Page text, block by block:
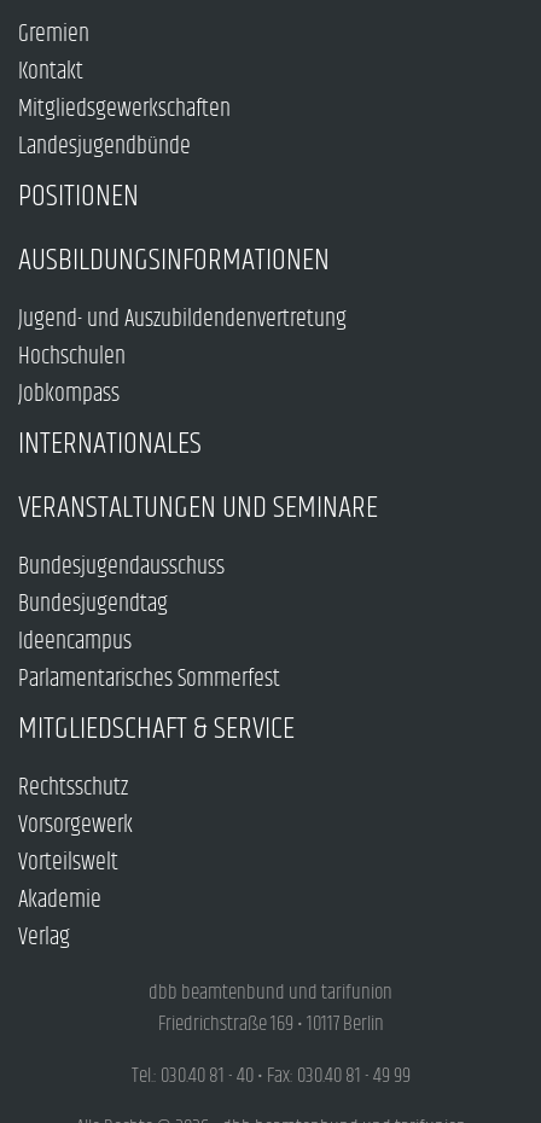
Gremien
Kontakt
Mitgliedsgewerkschaften
Landesjugendbünde
POSITIONEN
AUSBILDUNGSINFORMATIONEN
Jugend- und Auszubildendenvertretung
Hochschulen
Jobkompass
INTERNATIONALES
VERANSTALTUNGEN UND SEMINARE
Bundesjugendausschuss
Bundesjugendtag
Ideencampus
Parlamentarisches Sommerfest
MITGLIEDSCHAFT & SERVICE
Rechtsschutz
Vorsorgewerk
Vorteilswelt
Akademie
Verlag
dbb beamtenbund und tarifunion
Friedrichstraße 169 • 10117 Berlin
Tel.: 030.40 81 - 40 • Fax: 030.40 81 - 49 99